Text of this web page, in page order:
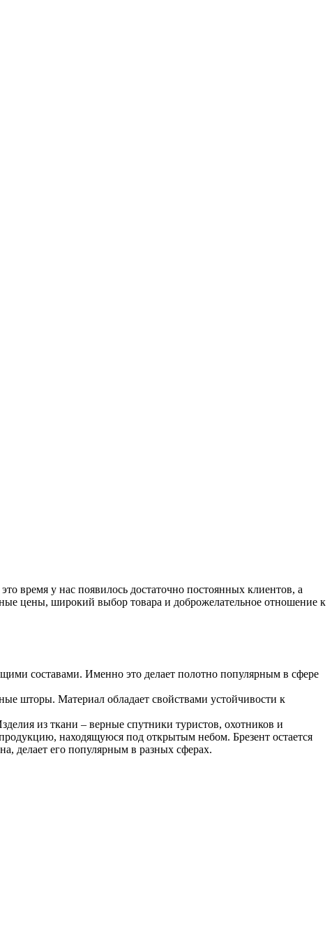
время у нас появилось достаточно постоянных клиентов, а
цены, широкий выбор товара и доброжелательное отношение к
составами. Именно это делает полотно популярным в сфере
шторы. Материал обладает свойствами устойчивости к
из ткани – верные спутники туристов, охотников и
находящуюся под открытым небом. Брезент остается
делает его популярным в разных сферах.